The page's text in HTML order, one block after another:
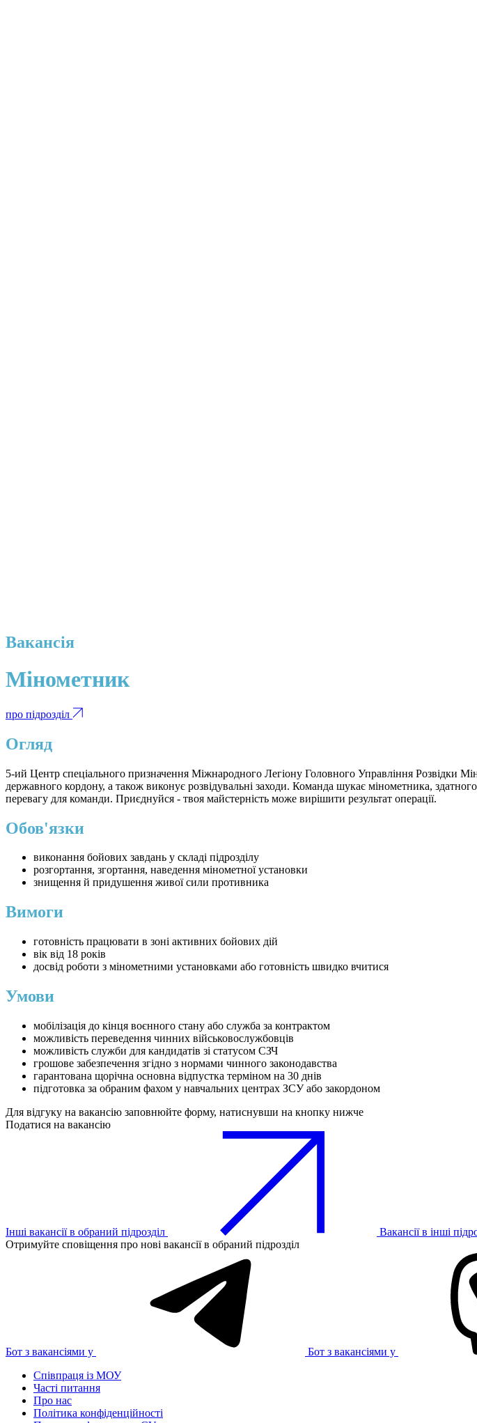
Вакансія
Мінометник
про підрозділ
Огляд
5-ий Центр спеціального призначення Міжнародного Легіону Головного Управління Розвідки
державного кордону, а також виконує розвідувальні заходи. Команда шукає мінометника,
перевагу для команди. Приєднуйся - твоя майстерність може вирішити результат операції.
Обов'язки
виконання бойових завдань у складі підрозділу
розгортання, згортання, наведення мінометної установки
знищення й придушення живої сили противника
Вимоги
готовність працювати в зоні активних бойових дій
вік від 18 років
досвід роботи з мінометними установками або готовність швидко вчитися
Умови
мобілізація до кінця воєнного стану або служба за контрактом
можливість переведення чинних військовослужбовців
можливість служби для кандидатів зі статусом СЗЧ
грошове забезпечення згідно з нормами чинного законодавства
гарантована щорічна основна відпустка терміном на 30 днів
підготовка за обраним фахом у навчальних центрах ЗСУ або закордоном
Для відгуку на вакансію заповнюйте форму, натиснувши на кнопку нижче
Податися на вакансію
Інші вакансії в обраний підрозділ
Вакансії в інші
Отримуйте сповіщення про нові вакансії в обраний підрозділ
Бот з вакансіями у
Бот з вакансіями у
Співпраця із МОУ
Часті питання
Про нас
Політика конфіденційності